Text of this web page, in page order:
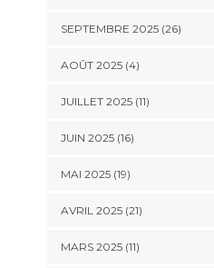
SEPTEMBRE 2025 (26)
AOÛT 2025 (4)
JUILLET 2025 (11)
JUIN 2025 (16)
MAI 2025 (19)
AVRIL 2025 (21)
MARS 2025 (11)